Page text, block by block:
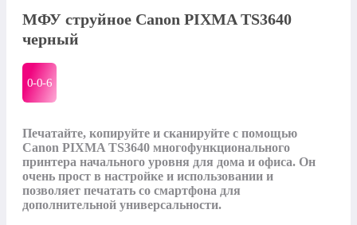
МФУ струйное Canon PIXMA TS3640
черный
0-0-6
Печатайте, копируйте и сканируйте с помощью
Canon PIXMA TS3640 многофункционального
принтера начального уровня для дома и офиса. Он
очень прост в настройке и использовании и
позволяет печатать со смартфона для
дополнительной универсальности.